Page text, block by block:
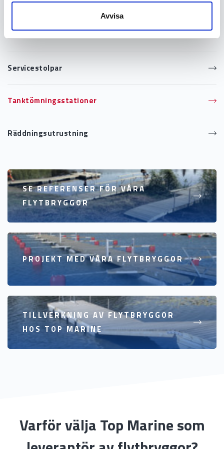
Avvisa
Förtöjningsringar
Fendrar
Servicestolpar
Tanktömningsstationer
Räddningsutrustning
SE REFERENSER FÖR VÅRA
FLYTBRYGGOR
PROJEKT MED VÅRA FLYTBRYGGOR
TILLVERKNING AV FLYTBRYGGOR
HOS TOP MARINE
Varför välja Top Marine som